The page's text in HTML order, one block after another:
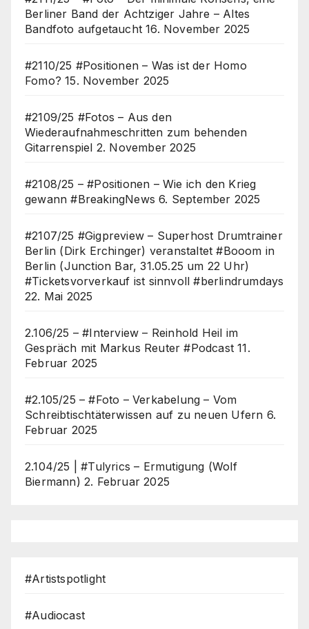
Berliner Band der Achtziger Jahre – Altes
Bandfoto aufgetaucht 16. November 2025
#2110/25 #Positionen – Was ist der Homo
Fomo? 15. November 2025
#2109/25 #Fotos – Aus den
Wiederaufnahmeschritten zum behenden
Gitarrenspiel 2. November 2025
#2108/25 – #Positionen – Wie ich den Krieg
gewann #BreakingNews 6. September 2025
#2107/25 #Gigpreview – Superhost Drumtrainer
Berlin (Dirk Erchinger) veranstaltet #Booom in
Berlin (Junction Bar, 31.05.25 um 22 Uhr)
#Ticketsvorverkauf ist sinnvoll #berlindrumdays
22. Mai 2025
2.106/25 – #Interview – Reinhold Heil im
Gespräch mit Markus Reuter #Podcast 11.
Februar 2025
#2.105/25 – #Foto – Verkabelung – Vom
Schreibtischtäterwissen auf zu neuen Ufern 6.
Februar 2025
2.104/25 | #Tulyrics – Ermutigung (Wolf
Biermann) 2. Februar 2025
#Artistspotlight
#Audiocast